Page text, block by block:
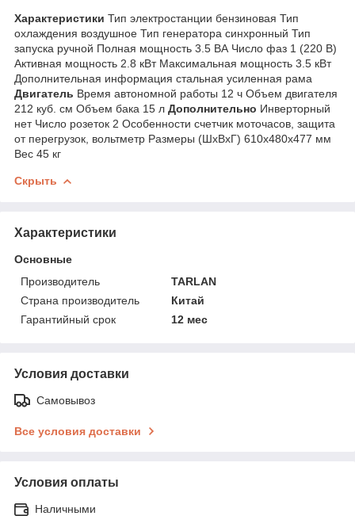
Характеристики Тип электростанции бензиновая Тип
охлаждения воздушное Тип генератора синхронный Тип
запуска ручной Полная мощность 3.5 ВА Число фаз 1 (220 В)
Активная мощность 2.8 кВт Максимальная мощность 3.5 кВт
Дополнительная информация стальная усиленная рама
Двигатель Время автономной работы 12 ч Объем двигателя
212 куб. см Объем бака 15 л Дополнительно Инверторный
нет Число розеток 2 Особенности счетчик моточасов, защита
от перегрузок, вольтметр Размеры (ШхВхГ) 610x480x477 мм
Вес 45 кг
Скрыть
Характеристики
Основные
Производитель
TARLAN
Страна производитель
Китай
Гарантийный срок
12 мес
Условия доставки
Самовывоз
Все условия доставки
Условия оплаты
Наличными